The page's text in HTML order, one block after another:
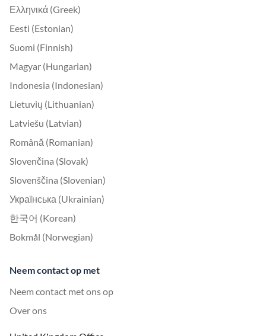
Ελληνικά (Greek)
Eesti (Estonian)
Suomi (Finnish)
Magyar (Hungarian)
Indonesia (Indonesian)
Lietuvių (Lithuanian)
Latviešu (Latvian)
Română (Romanian)
Slovenčina (Slovak)
Slovenščina (Slovenian)
Українська (Ukrainian)
한국어 (Korean)
Bokmål (Norwegian)
Neem contact op met
Neem contact met ons op
Over ons